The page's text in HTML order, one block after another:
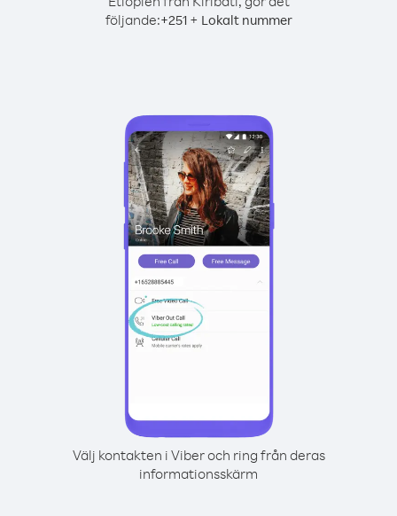
följande:+251+ Lokalt nummer
Välj kontakten i Viber och ring från deras
informationsskärm